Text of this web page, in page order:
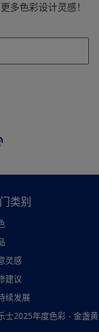
多色彩设计灵感！
类别
灵感
建议
续发展
士2025年度色彩 - 金盏黄